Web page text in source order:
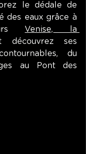
le dédale de
des eaux grâce à
Venise, la
ses
du
au Pont des